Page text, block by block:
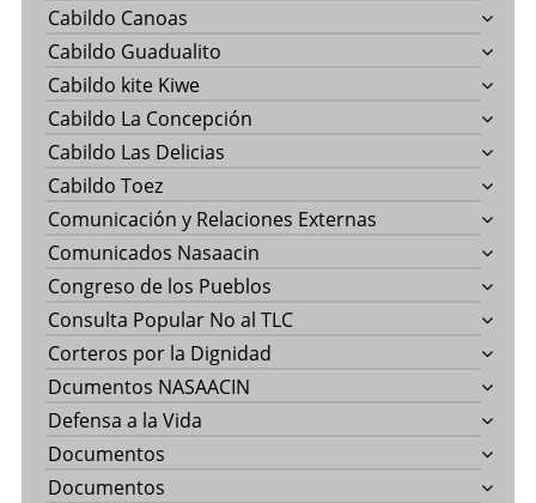
Cabildo Canoas
Cabildo Guadualito
Cabildo kite Kiwe
Cabildo La Concepción
Cabildo Las Delicias
Cabildo Toez
Comunicación y Relaciones Externas
Comunicados Nasaacin
Congreso de los Pueblos
Consulta Popular No al TLC
Corteros por la Dignidad
Dcumentos NASAACIN
Defensa a la Vida
Documentos
Documentos